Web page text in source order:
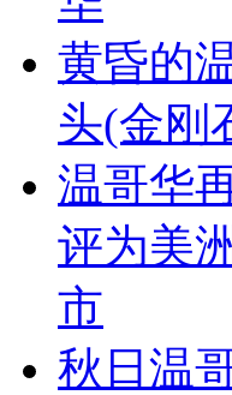
黄昏的
头(金刚
温哥华
评为美
市
秋日温